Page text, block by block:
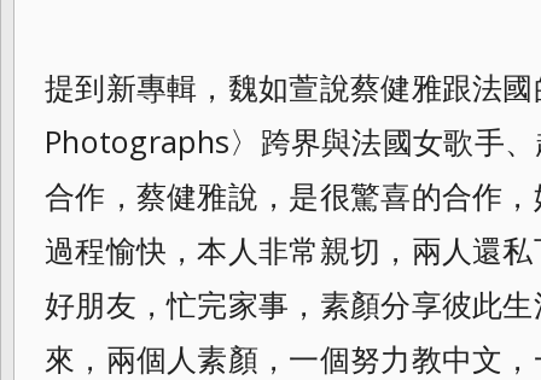
提到新專輯，魏如萱說蔡健雅跟法
Photographs〉跨界與法國女歌手
合作，蔡健雅說，是很驚喜的合作
過程愉快，本人非常親切，兩人還
好朋友，忙完家事，素顏分享彼此
來，兩個人素顏，一個努力教中文，